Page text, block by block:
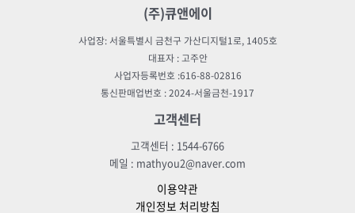
(주)큐앤에이
사업장: 서울특별시 금천구 가산디지털1로, 1405호
대표자 : 고주안
사업자등록번호 :616-88-02816
통신판매업번호 : 2024-서울금천-1917
고객센터
고객센터 : 1544-6766
메일 : mathyou2@naver.com
이용약관
개인정보 처리방침